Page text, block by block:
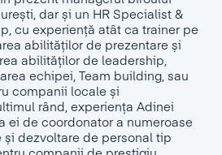
dar și un HR Specialist &
cu experiență atât ca trainer pe
abilităților de prezentare și
abilităților de leadership,
echipei, Team building, sau
companii locale și
rând, experiența Adinei
ei de coordonator a numeroase
și dezvoltare de personal tip